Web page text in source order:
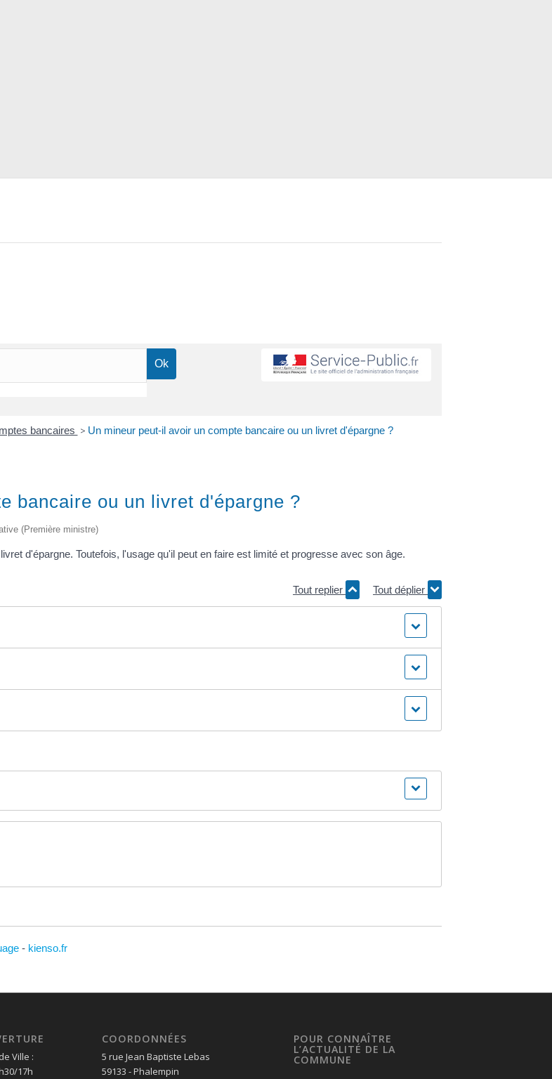
bancaires > Un mineur peut-il avoir un compte bancaire ou un livret d'épargne ?
bancaire ou un livret d'épargne ?
(Première ministre)
d'épargne. Toutefois, l'usage qu'il peut en faire est limité et progresse avec son âge.
Tout replier Tout déplier
- kienso.fr
Ville :
17h
COORDONNÉES
5 rue Jean Baptiste Lebas
59133 - Phalempin
POUR CONNAÎTRE
L’ACTUALITÉ DE LA
COMMUNE